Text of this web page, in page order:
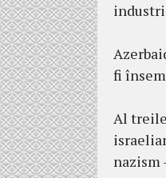
fi
Al
nazism